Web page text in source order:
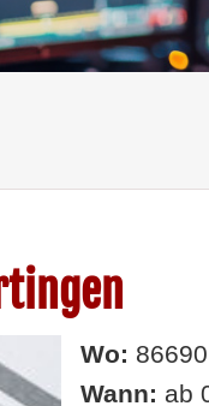
Wo: 86690
Wann: ab